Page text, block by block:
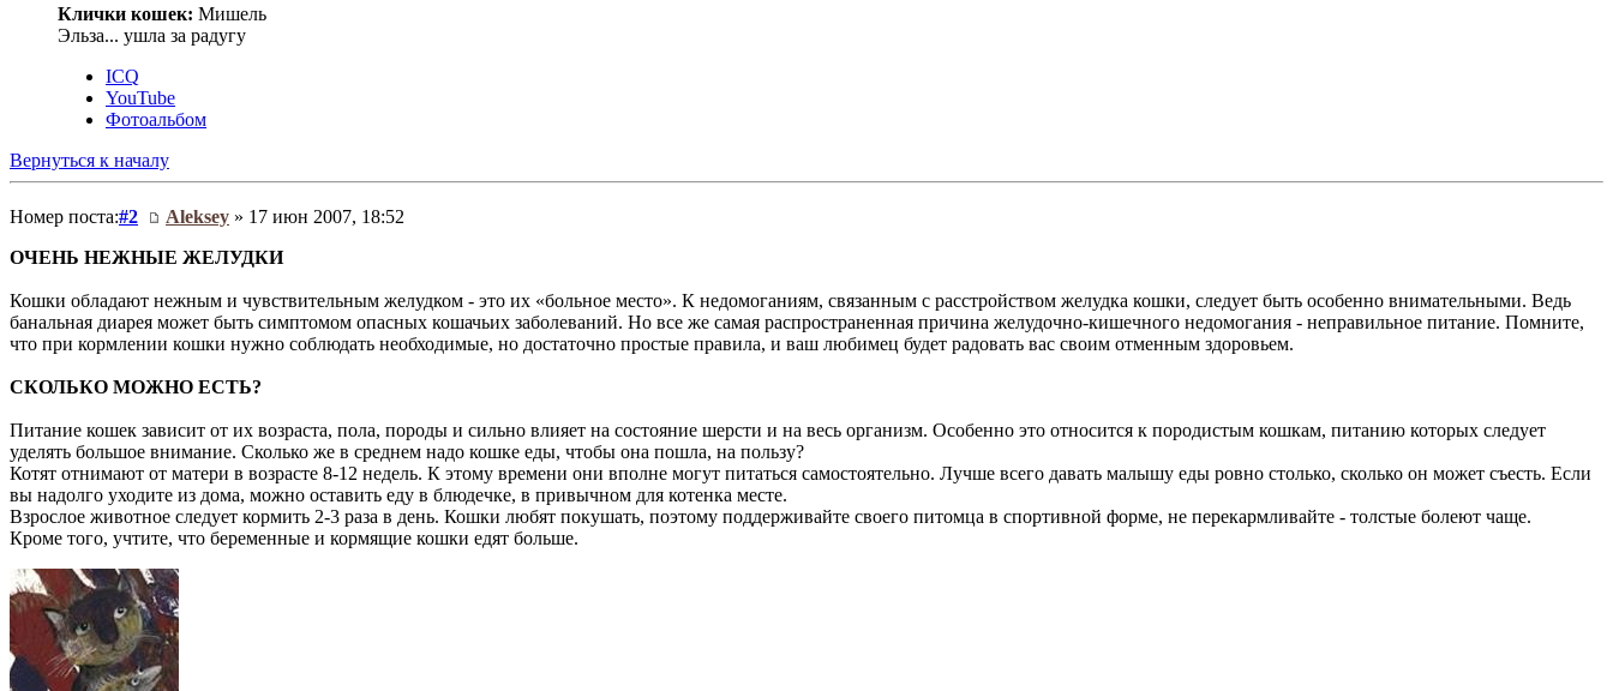
Клички кошек: Мишель
Эльза... ушла за радугу
ICQ
YouTube
Фотоальбом
Вернуться к началу
Номер поста:#2 Aleksey » 17 июн 2007, 18:52
ОЧЕНЬ НЕЖНЫЕ ЖЕЛУДКИ
Кошки обладают нежным и чувствительным желудком - это их «больное место». К недомоганиям, связанным с расстройством желудка кошки, следует быть особенно внимательными. Ведь
банальная диарея может быть симптомом опасных кошачьих заболеваний. Но все же самая распространенная причина желудочно-кишечного недомогания - неправильное питание. Помните,
что при кормлении кошки нужно соблюдать необходимые, но достаточно простые правила, и ваш любимец будет радовать вас своим отменным здоровьем.
СКОЛЬКО МОЖНО ЕСТЬ?
Питание кошек зависит от их возраста, пола, породы и сильно влияет на состояние шерсти и на весь организм. Особенно это относится к породистым кошкам, питанию которых следует
уделять большое внимание. Сколько же в среднем надо кошке еды, чтобы она пошла, на пользу?
Котят отнимают от матери в возрасте 8-12 недель. К этому времени они вполне могут питаться самостоятельно. Лучше всего давать малышу еды ровно столько, сколько он может съесть. Если
вы надолго уходите из дома, можно оставить еду в блюдечке, в привычном для котенка месте.
Взрослое животное следует кормить 2-3 раза в день. Кошки любят покушать, поэтому поддерживайте своего питомца в спортивной форме, не перекармливайте - толстые болеют чаще.
Кроме того, учтите, что беременные и кормящие кошки едят больше.